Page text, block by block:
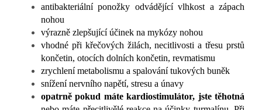
antibakteriální ponožky odvádějící vlhkost a zápach
nohou
výrazně zlepšující účinek na mykózy nohou
vhodné při křečových žilách, necitlivosti a třesu prstů
končetin, otocích dolních končetin, revmatismu
zrychlení metabolismu a spalování tukových buněk
snížení nervního napětí, stresu a únavy
opatrně pokud máte kardiostimulátor, jste těhotná